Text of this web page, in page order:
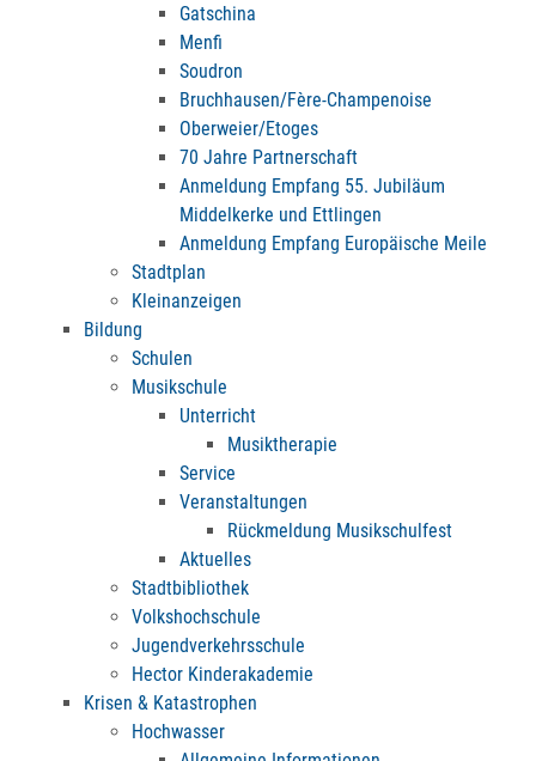
Gatschina
Menfi
Soudron
Bruchhausen/Fère-Champenoise
Oberweier/Etoges
70 Jahre Partnerschaft
Anmeldung Empfang 55. Jubiläum
Middelkerke und Ettlingen
Anmeldung Empfang Europäische Meile
Stadtplan
Kleinanzeigen
Bildung
Schulen
Musikschule
Unterricht
Musiktherapie
Service
Veranstaltungen
Rückmeldung Musikschulfest
Aktuelles
Stadtbibliothek
Volkshochschule
Jugendverkehrsschule
Hector Kinderakademie
Krisen & Katastrophen
Hochwasser